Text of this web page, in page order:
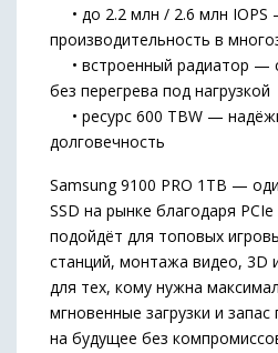
• до 2.2 млн / 2.6 млн IOPS
производительность в
• встроенный радиатор —
без перегрева под нагрузкой
• ресурс 600 TBW —
долговечность
Samsung 9100 PRO 1TB —
SSD на рынке благодаря
подойдёт для топовых
станций, монтажа видео, 3D
для тех, кому нужна
мгновенные загрузки и
на будущее без